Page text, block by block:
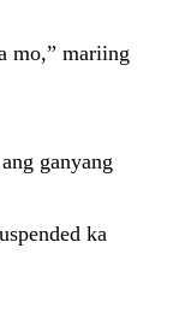
mo,” mariing
ganyang
ka